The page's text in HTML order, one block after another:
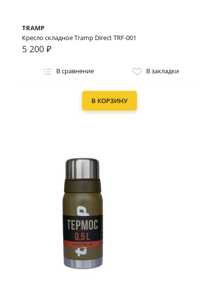
TRAMP
Кресло складное Tramp Direct TRF-001
5 200 ₽
В сравнение В закладки
В КОРЗИНУ